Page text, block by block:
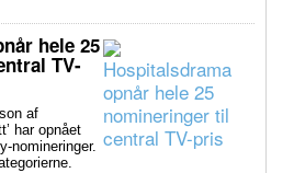
hele 25
TV-
af
har opnået
nomineringer.